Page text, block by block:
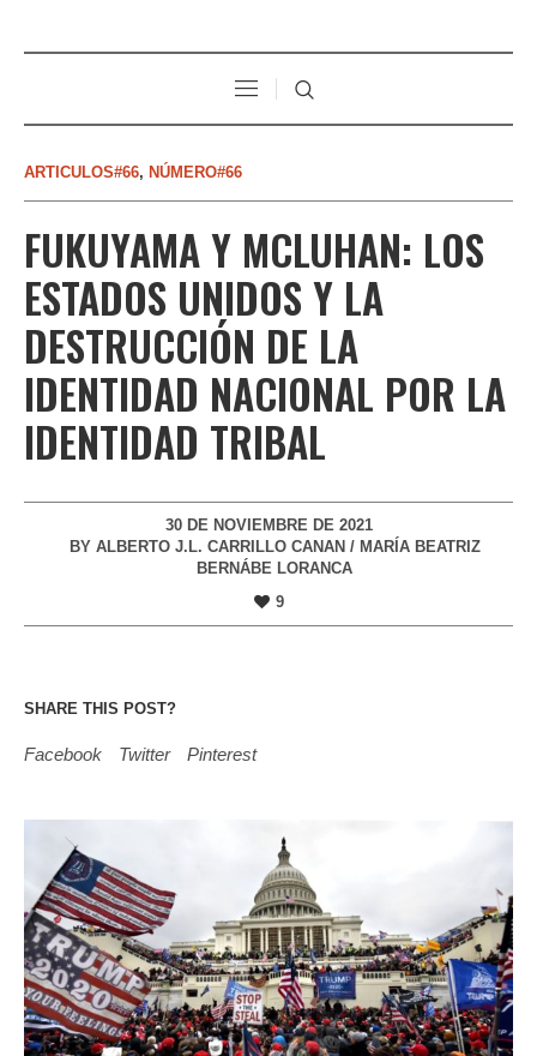
ARTICULOS#66, NÚMERO#66
FUKUYAMA Y MCLUHAN: LOS
ESTADOS UNIDOS Y LA
DESTRUCCIÓN DE LA
IDENTIDAD NACIONAL POR LA
IDENTIDAD TRIBAL
30 DE NOVIEMBRE DE 2021
BY ALBERTO J.L. CARRILLO CANAN / MARÍA BEATRIZ
BERNÁBE LORANCA
9
SHARE THIS POST?
Facebook Twitter Pinterest